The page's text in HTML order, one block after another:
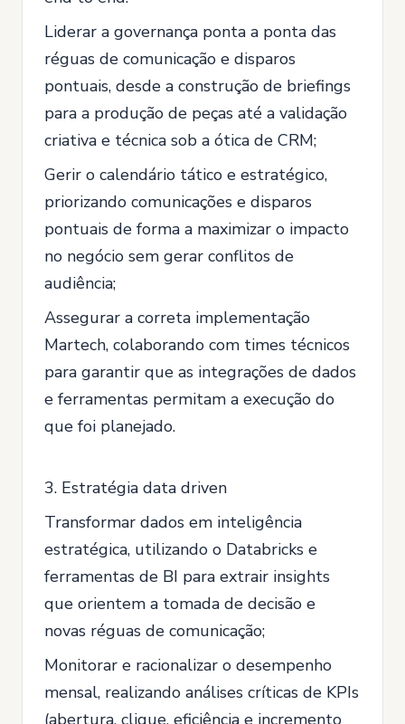
Liderar a governança ponta a ponta das
réguas de comunicação e disparos
pontuais, desde a construção de briefings
para a produção de peças até a validação
criativa e técnica sob a ótica de CRM;
Gerir o calendário tático e estratégico,
priorizando comunicações e disparos
pontuais de forma a maximizar o impacto
no negócio sem gerar conflitos de
audiência;
Assegurar a correta implementação
Martech, colaborando com times técnicos
para garantir que as integrações de dados
e ferramentas permitam a execução do
que foi planejado.
3. Estratégia data driven
Transformar dados em inteligência
estratégica, utilizando o Databricks e
ferramentas de BI para extrair insights
que orientem a tomada de decisão e
novas réguas de comunicação;
Monitorar e racionalizar o desempenho
mensal, realizando análises críticas de KPIs
(abertura, clique, eficiência e incremento